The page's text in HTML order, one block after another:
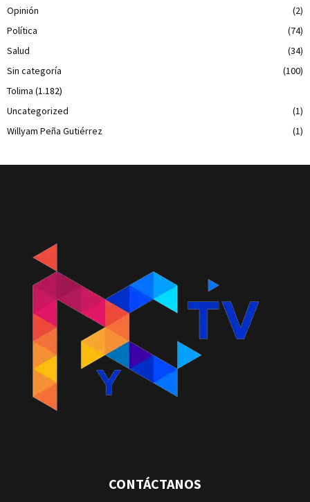
Opinión
(2)
Política
(74)
Salud
(34)
Sin categoría
(100)
Tolima (1.182)
Uncategorized
(1)
Willyam Peña Gutiérrez
(1)
CONTÁCTANOS